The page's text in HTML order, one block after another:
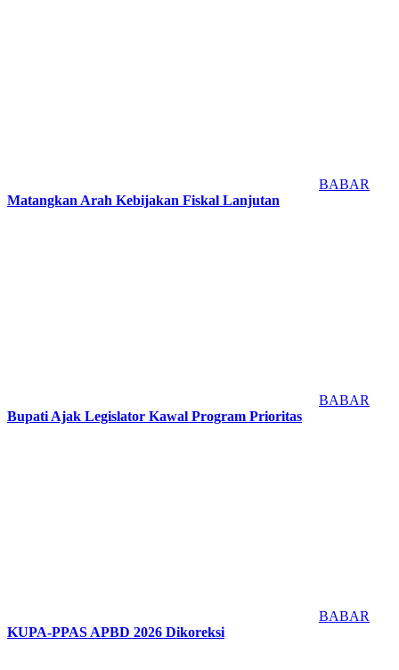
BABAR
Matangkan Arah Kebijakan Fiskal Lanjutan
BABAR
Bupati Ajak Legislator Kawal Program Prioritas
BABAR
KUPA-PPAS APBD 2026 Dikoreksi